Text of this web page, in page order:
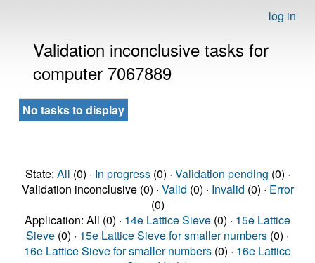
log in
Validation inconclusive tasks for
computer 7067889
No tasks to display
State: All (0) · In progress(0) · Validation pending (0) ·
Validation inconclusive (0) · Valid (0) · Invalid (0) · Error
(0)
Application: All (0) · 14e Lattice Sieve (0) · 15e Lattice
Sieve (0) · 15e Lattice Sieve for smaller numbers (0) ·
16e Lattice Sieve for smaller numbers (0) · 16e Lattice